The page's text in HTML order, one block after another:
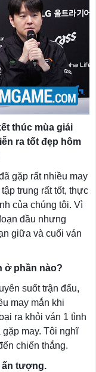
thúc mùa giải
ra tốt đẹp hôm
gặp rất nhiều may
trung rất tốt, thực
của chúng tôi. Vì
đầu nhưng
giữa và cuối ván
ở phần nào?
suốt trận đấu,
may mắn khi
ra khỏi ván 1 tình
may. Tôi nghĩ
chiến thắng.
ấn tượng.